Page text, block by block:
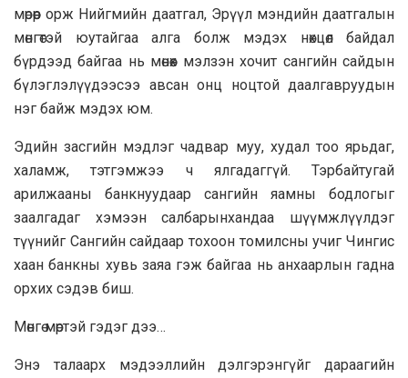
мөрөөр орж Нийгмийн даатгал, Эрүүл мэндийн даатгалын
мөнгөтэй юутайгаа алга болж мэдэх нөхцөл байдал
бүрдээд байгаа нь мөнөөх мэлзэн хочит сангийн сайдын
бүлэглэлүүдээсээ авсан онц ноцтой даалгавруудын
нэг байж мэдэх юм.
Эдийн засгийн мэдлэг чадвар муу, худал тоо ярьдаг,
халамж, тэтгэмжээ ч ялгадаггүй. Тэрбайтугай
арилжааны банкнуудаар сангийн яамны бодлогыг
заалгадаг хэмээн салбарынхандаа шүүмжлүүлдэг
түүнийг Сангийн сайдаар тохоон томилсны учиг Чингис
хаан банкны хувь заяа гэж байгаа нь анхаарлын гадна
орхих сэдэв биш.
Мөнгө мөртэй гэдэг дээ…
Энэ талаарх мэдээллийн дэлгэрэнгүйг дараагийн